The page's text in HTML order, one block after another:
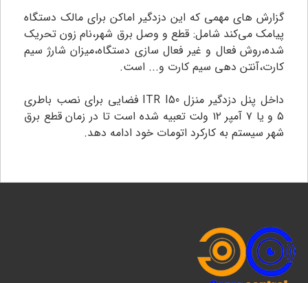
گزارش های مهمی که این دزدگیر اماکن برای مالک دستگاه
پیامک می‌کند شامل: قطع و وصل برق شهر،نام زون تحریک
شده،روش فعال و غیر فعال سازی دستگاه،میزان شارژ سیم
کارت،آنتن دهی سیم کارت و... است.
داخل پنل دزدگیر منزل ITR I50 فضایی برای نصب باطری
۵ و یا ۷ آمپر ۱۲ ولت تعبیه شده است تا در زمان قطع برق
شهر سیستم به کارکرد اتومات خود ادامه دهد.